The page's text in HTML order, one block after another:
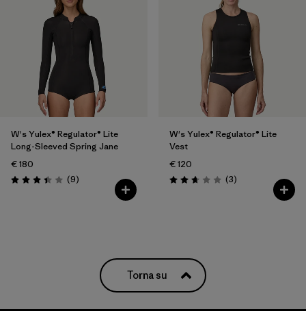
W's Yulex® Regulator® Lite
Long-Sleeved Spring Jane
€ 180
Valutazione: 3.4 / 5
(9Recensioni
)
W's Yulex® Regulator® Lite
Vest
€ 120
Valutazione: 2.7 / 5
(3Recensioni
)
Torna su